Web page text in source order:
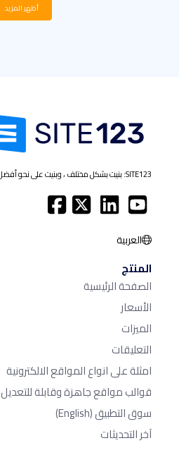
أظهر المزيد
SITE123: بنيت بشكل مختلف ، وبنيت على نحو أفضل.
العربية
المنتج
الصفحة الرئيسية
الأسعار
الميزات
التعليقات
امثلة على انواع المواقع الالكترونية
قوالب مواقع جاهزة وقابلة للتعديل
سوق التطبيق(English)
آخر التحديثات